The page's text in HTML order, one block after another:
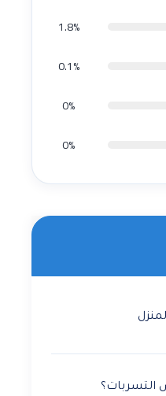
1.8%
0.1%
0%
0%
التسربات؟